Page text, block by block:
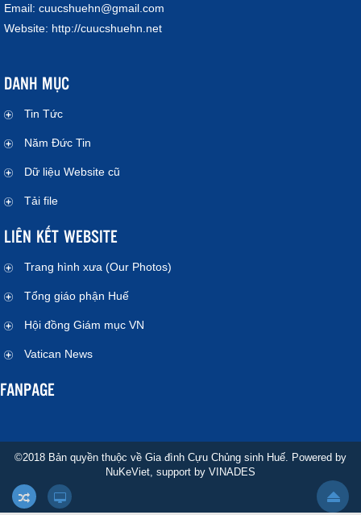
Email: cuucshuehn@gmail.com
Website: http://cuucshuehn.net
DANH MỤC
Tin Tức
Năm Đức Tin
Dữ liệu Website cũ
Tải file
LIÊN KẾT WEBSITE
Trang hình xưa (Our Photos)
Tổng giáo phận Huế
Hội đồng Giám mục VN
Vatican News
FANPAGE
©2018 Bản quyền thuộc về Gia đình Cựu Chủng sinh Huế. Powered by
NuKeViet, support by VINADES